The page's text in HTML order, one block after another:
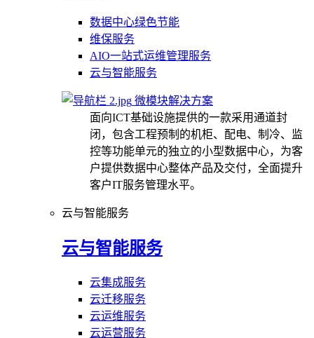
数据中心绿色节能
维保服务
AIO一站式运维管理服务
云与智能服务
微模块解决方案
面向ICT基础设施提供的一款采用通道封
闭，包含工程预制的机柜、配电、制冷、监
控等功能单元的独立的小型数据中心，为客
户提供数据中心整体产品及交付，全面提升
客户IT服务管理水平。
云与智能服务
云与智能服务
云集成服务
云迁移服务
云运维服务
云运营服务